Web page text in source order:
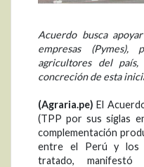
Acuerdo busca
empresas
agricultores del
concreción de esta
(Agraria.pe) El
(TPP por sus siglas
complementación
entre el Perú y los
tratado,